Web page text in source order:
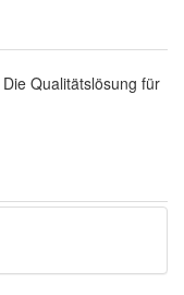
Qualitätslösung für